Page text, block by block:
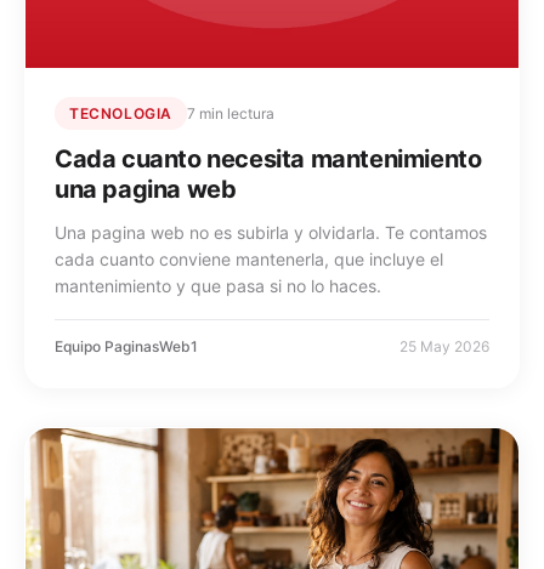
TECNOLOGIA 7 min lectura
Cada cuanto necesita mantenimiento
una pagina web
Una pagina web no es subirla y olvidarla. Te contamos
cada cuanto conviene mantenerla, que incluye el
mantenimiento y que pasa si no lo haces.
Equipo PaginasWeb1 25 May 2026